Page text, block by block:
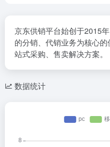
京东供销平台始创于2015
的分销、代销业务为核心
站式采购、售卖解决方案。
数据统计